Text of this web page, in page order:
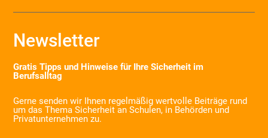
Newsletter
Gratis Tipps und Hinweise für Ihre Sicherheit im
Berufsalltag
Gerne senden wir Ihnen regelmäßig wertvolle Beiträge rund
um das Thema Sicherheit an Schulen, in Behörden und
Privatunternehmen zu.